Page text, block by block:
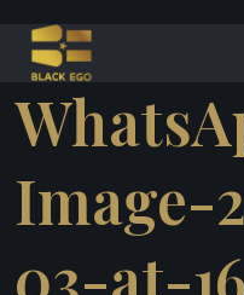
Image-
03-at-